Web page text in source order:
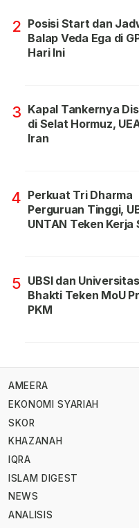
2 Posisi Start dan
Balap Veda Ega di
Hari Ini
3 Kapal Tankernya
di Selat Hormuz,
Iran
4 Perkuat Tri Dharma
Perguruan Tinggi,
UNTAN Teken Kerja
5 UBSI dan
Bhakti Teken MoU
PKM
AMEERA
EKONOMI SYARIAH
SKOR
KHAZANAH
IQRA
ISLAM DIGEST
NEWS
ANALISIS